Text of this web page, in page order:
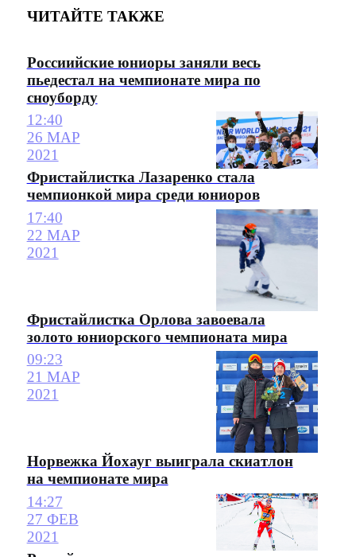
ЧИТАЙТЕ ТАКЖЕ
Россиийские юниоры заняли весь
пьедестал на чемпионате мира по
сноуборду
12:40
26 МАР
2021
Фристайлистка Лазаренко стала
чемпионкой мира среди юниоров
17:40
22 МАР
2021
Фристайлистка Орлова завоевала
золото юниорского чемпионата мира
09:23
21 МАР
2021
Норвежка Йохауг выиграла скиатлон
на чемпионате мира
14:27
27 ФЕВ
2021